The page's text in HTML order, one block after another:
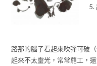
5.
路那的腦子看起來吹彈可破
起來不太靈光，常常罷工，